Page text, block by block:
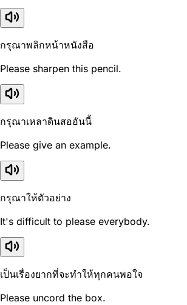
กรุณาพลิกหน้าหนังสือ
Please sharpen this pencil.
กรุณาเหลาดินสออันนี้
Please give an example.
กรุณาให้ตัวอย่าง
It's difficult to please everybody.
เป็นเรื่องยากที่จะทำให้ทุกคนพอใจ
Please uncord the box.